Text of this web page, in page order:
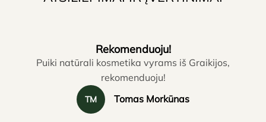
Rekomenduoju!
Puiki natūrali kosmetika vyrams iš Graikijos,
rekomenduoju!
Tomas Morkūnas